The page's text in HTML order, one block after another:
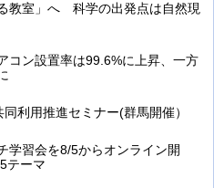
教室」へ 科学の出発点は自然現
コン設置率は99.6%に上昇、一方
利用推進セミナー(群馬開催）
学習会を8/5からオンライン開
テーマ